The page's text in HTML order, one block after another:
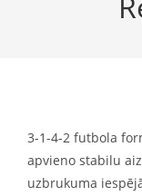
3-1-4-2 futbola
apvieno stabilu
uzbrukuma